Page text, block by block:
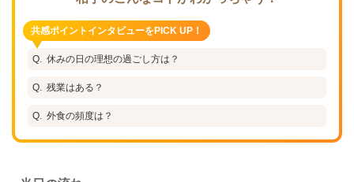
共感ポイントインタビューをPICK UP！
休みの日の理想の過ごし方は？
残業はある？
外食の頻度は？